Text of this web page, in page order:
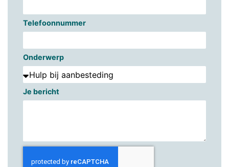
Telefoonnummer
Onderwerp
Je bericht